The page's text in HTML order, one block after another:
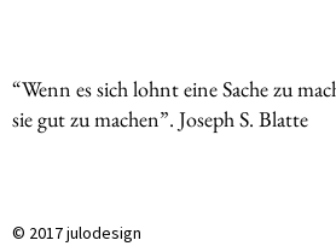
“Wenn es sich lohnt eine Sache zu
sie gut zu machen”. Joseph S. Blatte
© 2017 julodesign